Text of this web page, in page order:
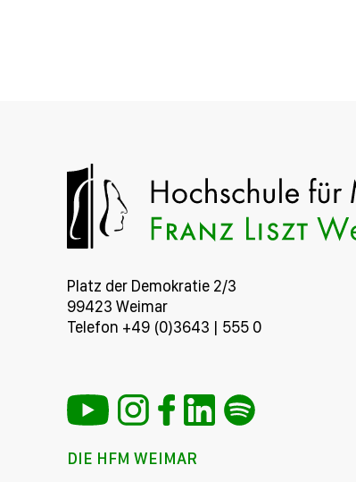
Platz der Demokratie 2/3
99423 Weimar
Telefon +49 (0)3643 | 555 0
DIE HFM WEIMAR